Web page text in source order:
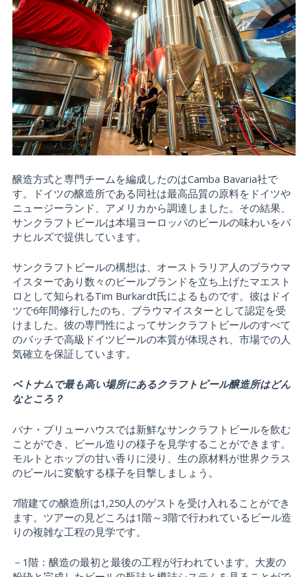
醸造方式と専門チームを編成したのはCamba Bavaria社で
す。ドイツの醸造所である同社は最高品質の原料をドイツや
ニュージーランド、アメリカから調達しました。その結果、
サンクラフトビールは本場ヨーロッパのビールの味わいをバ
ナヒルズで提供しています。
サンクラフトビールの構想は、オーストラリア人のブラウマ
イスターであり数々のビールブランドを立ち上げたマエスト
ロとして知られるTim Burkardt氏によるものです。彼はドイ
ツで6年間修行したのち、ブラウマイスターとして認定を受
けました。彼の専門性によってサンクラフトビールのすべて
のバッチで高級ドイツビールの本質が体現され、市場での人
気確立を保証しています。
ベトナムで最も高い場所にあるクラフトビール醸造所はどん
なところ？
バナ・ブリューハウスでは新鮮なサンクラフトビールを飲む
ことができ、ビール造りの様子を見学することができます。
モルトとホップの甘い香りに浸り、生の原材料が世界クラス
のビールに変貌する様子を目撃しましょう。
7階建ての醸造所は1,250人のゲストを受け入れることができ
ます。ツアーの見どころは1階～3階で行われているビール造
りの複雑な工程の見学です。
－1階：醸造の最初と最後の工程が行われています。大麦の